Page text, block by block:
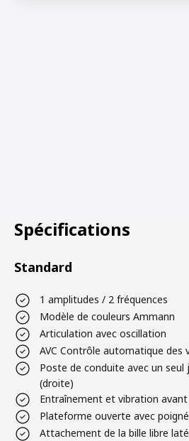
Spécifications
Standard
1 amplitudes / 2 fréquences
Modèle de couleurs Ammann
Articulation avec oscillation
AVC Contrôle automatique des
Poste de conduite avec un
(droite)
Entraînement et vibration
Plateforme ouverte avec
Attachement de la bille libre